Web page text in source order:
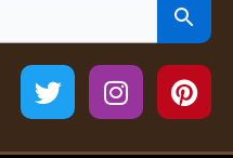
T
w
i
I
n
s
P
i
n